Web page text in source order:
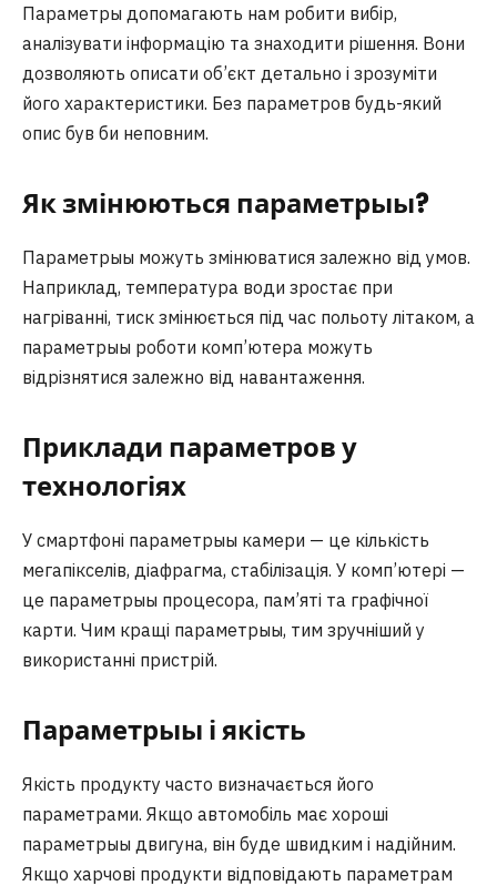
Параметры допомагають нам робити вибір,
аналізувати інформацію та знаходити рішення. Вони
дозволяють описати об’єкт детально і зрозуміти
його характеристики. Без параметров будь-який
опис був би неповним.
Як змінюються параметрыы?
Параметрыы можуть змінюватися залежно від умов.
Наприклад, температура води зростає при
нагріванні, тиск змінюється під час польоту літаком, а
параметрыы роботи комп’ютера можуть
відрізнятися залежно від навантаження.
Приклади параметров у
технологіях
У смартфоні параметрыы камери — це кількість
мегапікселів, діафрагма, стабілізація. У комп’ютері —
це параметрыы процесора, пам’яті та графічної
карти. Чим кращі параметрыы, тим зручніший у
використанні пристрій.
Параметрыы і якість
Якість продукту часто визначається його
параметрами. Якщо автомобіль має хороші
параметрыы двигуна, він буде швидким і надійним.
Якщо харчові продукти відповідають параметрам